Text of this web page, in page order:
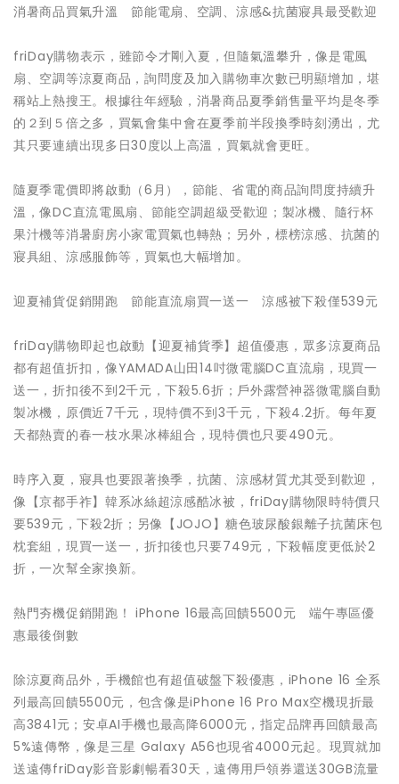
消暑商品買氣升溫 節能電扇、空調、涼感&抗菌寢具最受歡迎
friDay購物表示，雖節令才剛入夏，但隨氣溫攀升，像是電風
扇、空調等涼夏商品，詢問度及加入購物車次數已明顯增加，堪
稱站上熱搜王。根據往年經驗，消暑商品夏季銷售量平均是冬季
的２到５倍之多，買氣會集中會在夏季前半段換季時刻湧出，尤
其只要連續出現多日30度以上高溫，買氣就會更旺。
隨夏季電價即將啟動（6月），節能、省電的商品詢問度持續升
溫，像DC直流電風扇、節能空調超級受歡迎；製冰機、隨行杯
果汁機等消暑廚房小家電買氣也轉熱；另外，標榜涼感、抗菌的
寢具組、涼感服飾等，買氣也大幅增加。
迎夏補貨促銷開跑 節能直流扇買一送一 涼感被下殺僅539元
friDay購物即起也啟動【迎夏補貨季】超值優惠，眾多涼夏商品
都有超值折扣，像YAMADA山田14吋微電腦DC直流扇，現買一
送一，折扣後不到2千元，下殺5.6折；戶外露營神器微電腦自動
製冰機，原價近7千元，現特價不到3千元，下殺4.2折。每年夏
天都熱賣的春一枝水果冰棒組合，現特價也只要490元。
時序入夏，寢具也要跟著換季，抗菌、涼感材質尤其受到歡迎，
像【京都手祚】韓系冰絲超涼感酷冰被，friDay購物限時特價只
要539元，下殺2折；另像【JOJO】糖色玻尿酸銀離子抗菌床包
枕套組，現買一送一，折扣後也只要749元，下殺幅度更低於2
折，一次幫全家換新。
熱門夯機促銷開跑！ iPhone 16最高回饋5500元 端午專區優
惠最後倒數
除涼夏商品外，手機館也有超值破盤下殺優惠，iPhone 16 全系
列最高回饋5500元，包含像是iPhone 16 Pro Max空機現折最
高3841元；安卓AI手機也最高降6000元，指定品牌再回饋最高
5%遠傳幣，像是三星 Galaxy A56也現省4000元起。現買就加
送遠傳friDay影音影劇暢看30天，遠傳用戶領券還送30GB流量